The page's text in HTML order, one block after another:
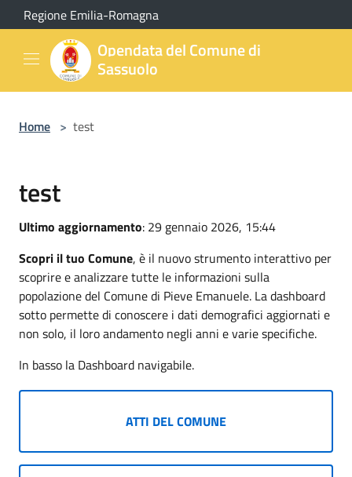
Salta al contenuto principale
Regione Emilia-Romagna
Opendata del Comune di
Sassuolo
Home > test
test
Ultimo aggiornamento: 29 gennaio 2026, 15:44
Scopri il tuo Comune, è il nuovo strumento interattivo per
scoprire e analizzare tutte le informazioni sulla
popolazione del Comune di Pieve Emanuele. La dashboard
sotto permette di conoscere i dati demografici aggiornati e
non solo, il loro andamento negli anni e varie specifiche.
In basso la Dashboard navigabile.
ATTI DEL COMUNE